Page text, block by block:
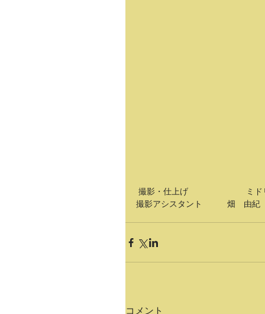
撮影・仕上げ　　　　　　　ミ
撮影アシスタント　　　畑　由紀
コメント